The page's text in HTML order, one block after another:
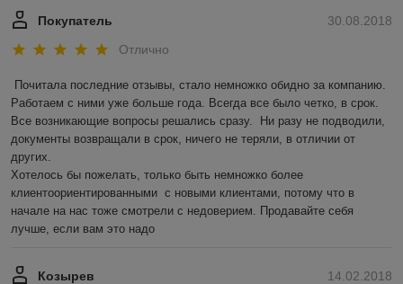
30.08.2018
Покупатель
Отлично
Почитала последние отзывы, стало немножко обидно за компанию.
Работаем с ними уже больше года. Всегда все было четко, в срок.
Все возникающие вопросы решались сразу.  Ни разу не подводили,
документы возвращали в срок, ничего не теряли, в отличии от
других.
Хотелось бы пожелать, только быть немножко более
клиентоориентированными  с новыми клиентами, потому что в
начале на нас тоже смотрели с недоверием. Продавайте себя
лучше, если вам это надо
14.02.2018
Козырев